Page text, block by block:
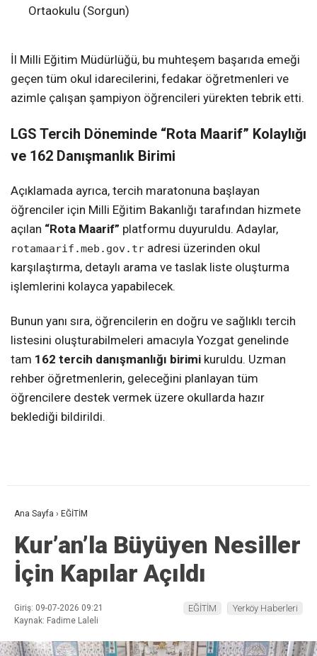
Ortaokulu (Sorgun)
İl Milli Eğitim Müdürlüğü, bu muhteşem başarıda emeği
geçen tüm okul idarecilerini, fedakar öğretmenleri ve
azimle çalışan şampiyon öğrencileri yürekten tebrik etti.
LGS Tercih Döneminde “Rota Maarif” Kolaylığı
ve 162 Danışmanlık Birimi
Açıklamada ayrıca, tercih maratonuna başlayan
öğrenciler için Milli Eğitim Bakanlığı tarafından hizmete
açılan “Rota Maarif” platformu duyuruldu. Adaylar,
rotamaarif.meb.gov.tr adresi üzerinden okul
karşılaştırma, detaylı arama ve taslak liste oluşturma
işlemlerini kolayca yapabilecek.
Bunun yanı sıra, öğrencilerin en doğru ve sağlıklı tercih
listesini oluşturabilmeleri amacıyla Yozgat genelinde
tam 162 tercih danışmanlığı birimi kuruldu. Uzman
rehber öğretmenlerin, geleceğini planlayan tüm
öğrencilere destek vermek üzere okullarda hazır
beklediği bildirildi.
Ana Sayfa › EĞİTİM
Kur’an’la Büyüyen Nesiller
İçin Kapılar Açıldı
Giriş: 09-07-2026 09:21
Kaynak: Fadime Laleli
EĞİTİM Yerköy Haberleri